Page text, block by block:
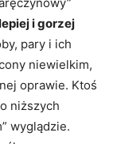
i gorzej
pary i ich
niewielkim,
oprawie. Ktoś
niższych
wyglądzie.